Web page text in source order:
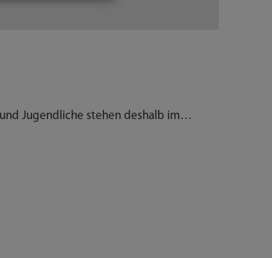
Jugendliche stehen deshalb im…